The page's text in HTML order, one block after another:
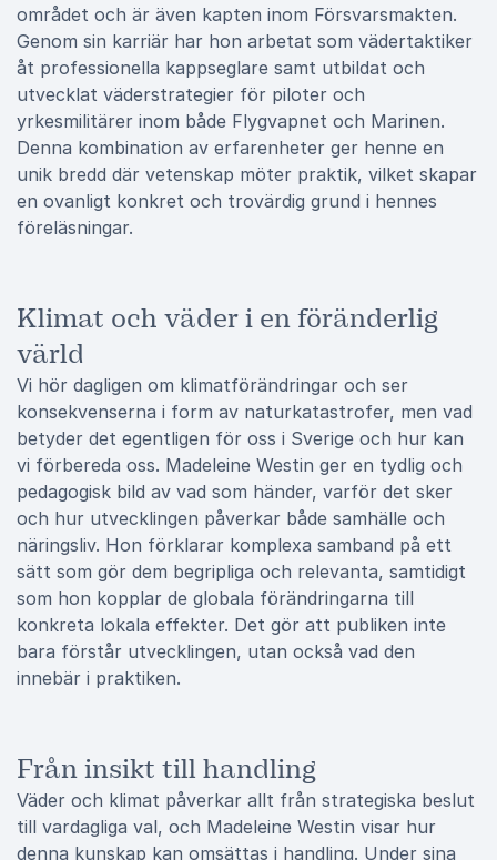
området och är även kapten inom Försvarsmakten.
Genom sin karriär har hon arbetat som vädertaktiker
åt professionella kappseglare samt utbildat och
utvecklat väderstrategier för piloter och
yrkesmilitärer inom både Flygvapnet och Marinen.
Denna kombination av erfarenheter ger henne en
unik bredd där vetenskap möter praktik, vilket skapar
en ovanligt konkret och trovärdig grund i hennes
föreläsningar.
Klimat och väder i en föränderlig
värld
Vi hör dagligen om klimatförändringar och ser
konsekvenserna i form av naturkatastrofer, men vad
betyder det egentligen för oss i Sverige och hur kan
vi förbereda oss. Madeleine Westin ger en tydlig och
pedagogisk bild av vad som händer, varför det sker
och hur utvecklingen påverkar både samhälle och
näringsliv. Hon förklarar komplexa samband på ett
sätt som gör dem begripliga och relevanta, samtidigt
som hon kopplar de globala förändringarna till
konkreta lokala effekter. Det gör att publiken inte
bara förstår utvecklingen, utan också vad den
innebär i praktiken.
Från insikt till handling
Väder och klimat påverkar allt från strategiska beslut
till vardagliga val, och Madeleine Westin visar hur
denna kunskap kan omsättas i handling. Under sina